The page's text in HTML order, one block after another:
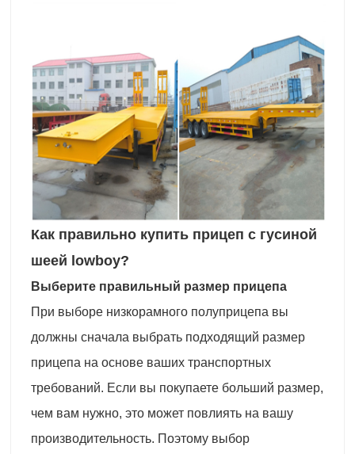
Как правильно купить прицеп с гусиной
шеей lowboy?
Выберите правильный размер прицепа
При выборе низкорамного полуприцепа вы
должны сначала выбрать подходящий размер
прицепа на основе ваших транспортных
требований. Если вы покупаете больший размер,
чем вам нужно, это может повлиять на вашу
производительность. Поэтому выбор